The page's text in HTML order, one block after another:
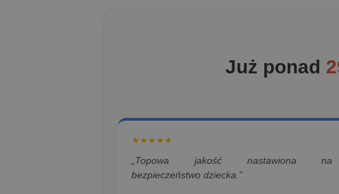
Już ponad
★★★★★
„Topowa jakość nastawiona na
bezpieczeństwo dziecka.”